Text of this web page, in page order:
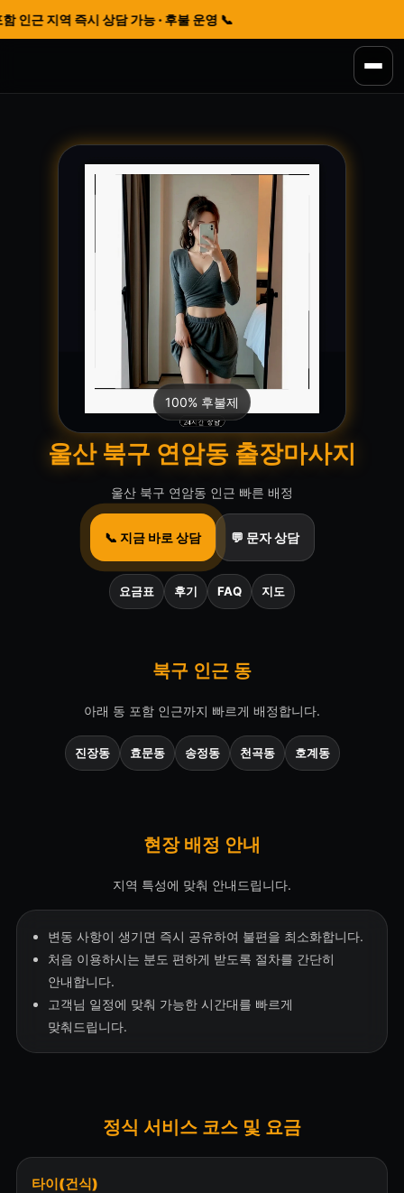
인근 지역 즉시 상담 가능 · 후불 운영 📞
100% 후불제
울산 북구 연암동 출장마사지
울산 북구 연암동 인근 빠른 배정
📞 지금 바로 상담 💬 문자 상담
요금표 후기 FAQ 지도
북구 인근 동
아래 동 포함 인근까지 빠르게 배정합니다.
진장동 효문동 송정동 천곡동 호계동
현장 배정 안내
지역 특성에 맞춰 안내드립니다.
변동 사항이 생기면 즉시 공유하여 불편을 최소화합니다.
처음 이용하시는 분도 편하게 받도록 절차를 간단히
안내합니다.
고객님 일정에 맞춰 가능한 시간대를 빠르게
맞춰드립니다.
정식 서비스 코스 및 요금
타이(건식)